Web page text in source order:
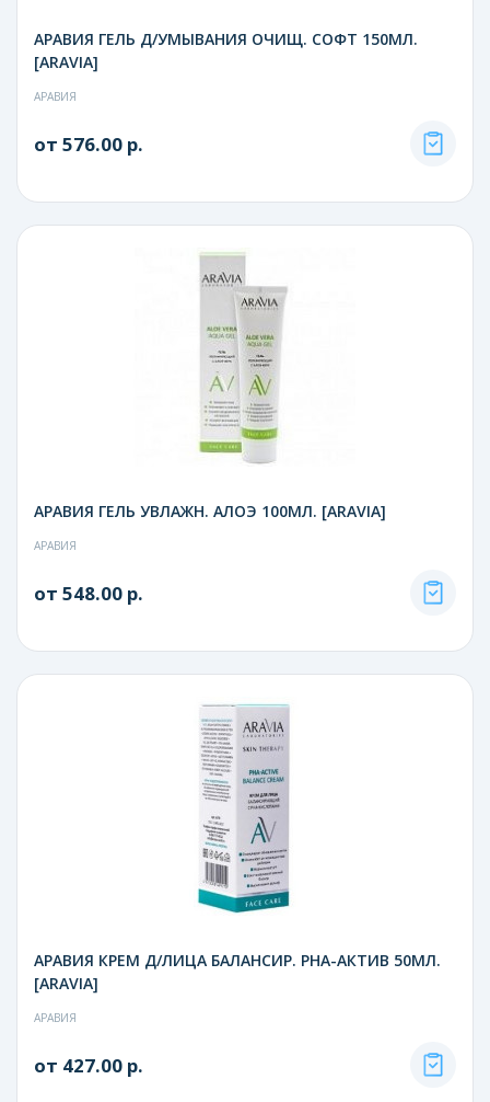
АРАВИЯ ГЕЛЬ Д/УМЫВАНИЯ ОЧИЩ. СОФТ 150МЛ.
[ARAVIA]
АРАВИЯ
от 576.00 р.
АРАВИЯ ГЕЛЬ УВЛАЖН. АЛОЭ 100МЛ. [ARAVIA]
АРАВИЯ
от 548.00 р.
АРАВИЯ КРЕМ Д/ЛИЦА БАЛАНСИР. PHA-АКТИВ 50МЛ.
[ARAVIA]
АРАВИЯ
от 427.00 р.